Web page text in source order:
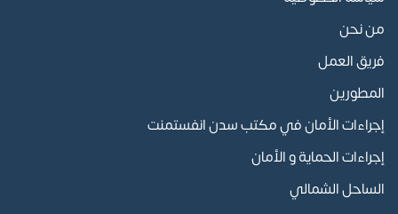
من نحن
فريق العمل
المطورين
إجراءات الأمان في مكتب سدن انفستمنت
إجراءات الحماية و الأمان
الساحل الشمالي